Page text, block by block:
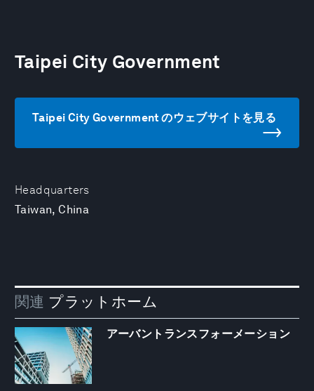
Headquarters
Taiwan, China
Taipei City Government
Taipei City Government のウェブサイトを見る
関連 プラットホーム
アーバントランスフォーメーション